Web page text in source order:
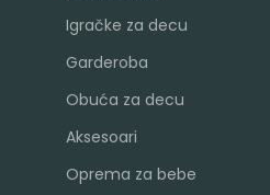
Igračke za decu
Garderoba
Obuća za decu
Aksesoari
Oprema za bebe